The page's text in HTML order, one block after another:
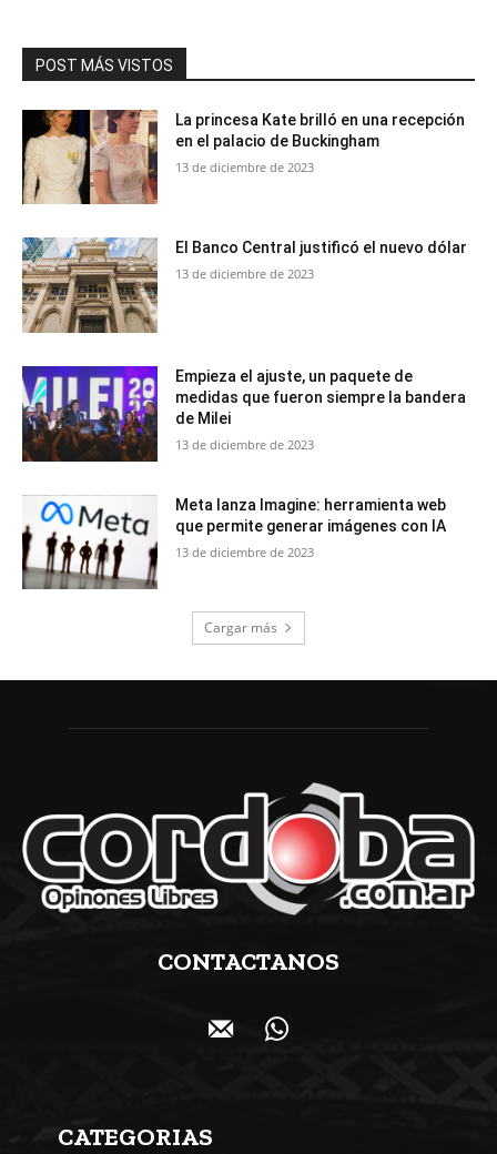
POST MÁS VISTOS
La princesa Kate brilló en una recepción
en el palacio de Buckingham
13 de diciembre de 2023
El Banco Central justificó el nuevo dólar
13 de diciembre de 2023
Empieza el ajuste, un paquete de
medidas que fueron siempre la bandera
de Milei
13 de diciembre de 2023
Meta lanza Imagine: herramienta web
que permite generar imágenes con IA
13 de diciembre de 2023
Cargar más
CONTACTANOS
CATEGORIAS